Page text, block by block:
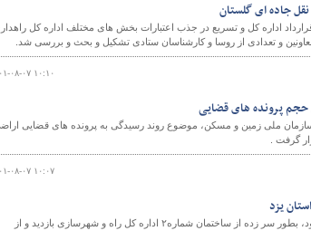
جاده ای گلستان
اداره کل و تسریع در جذب اعتبارات بخش های مختلف اداره کل
و تعدادی از روسا و کارشناسان ستادی تشکیل و بحث و بررسی شد.
۱۴۰۱-۰۸-۰۷
پرونده های قضایی
ملی زمین و مسکن، موضوع روند رسیدگی به پرونده های قضایی
گرفت .
۱۴۰۱-۰۸-۰۷
یزد
صبح امروز استاندار یزد به اتفاق تعدادی از مشاوران خود، بطور سر زده از ساختمان شماره۲ اداره کل راه و شهرسازی بازدید و از